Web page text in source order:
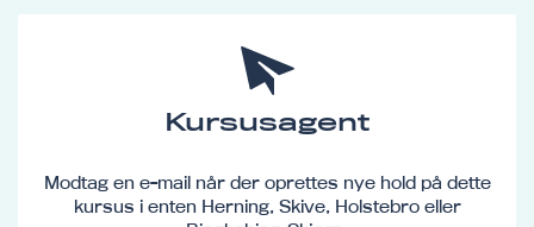
Kursusagent
Modtag en e-mail når der oprettes nye hold på dette
kursus i enten Herning, Skive, Holstebro eller